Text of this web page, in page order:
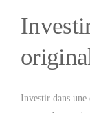
Investir dans